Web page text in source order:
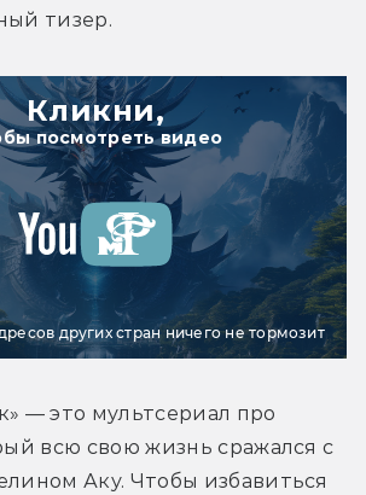
тизер.
Кликни,
посмотреть видео
других стран ничего не тормозит
— это мультсериал про
всю свою жизнь сражался с
Аку. Чтобы избавиться